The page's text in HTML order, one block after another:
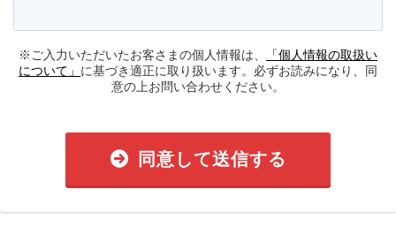
※ご入力いただいたお客さまの個人情報は、
「個人情報の取扱い
について」 に基づき適正に取り扱います。必ずお読みになり、同
意の上お問い合わせください。
同意して送信する